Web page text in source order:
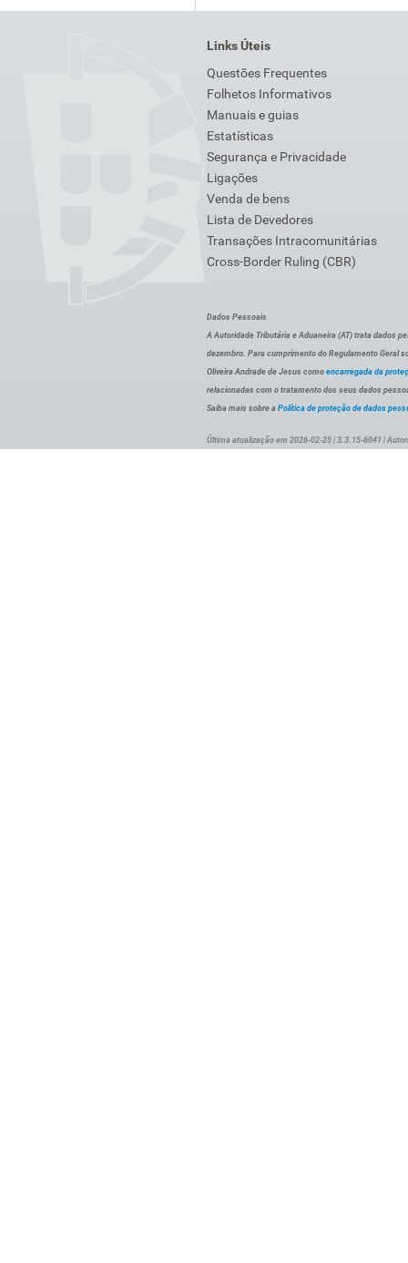
Links Úteis
Questões Frequentes
Folhetos Informativos
Manuais e guias
Estatísticas
Segurança e Privacidade
Ligações
Venda de bens
Lista de Devedores
Transações Intracomunitárias
Cross-Border Ruling (CBR)
Dados Pessoais
A Autoridade Tributária e Aduaneira (AT) trata dados
dezembro. Para cumprimento do Regulamento Geral
Oliveira Andrade de Jesus como encarregada da
relacionadas com o tratamento dos seus dados
Saiba mais sobre a Política de proteção de dados
Última atualização em 2026-02-25 | 3.3.15-6041 |